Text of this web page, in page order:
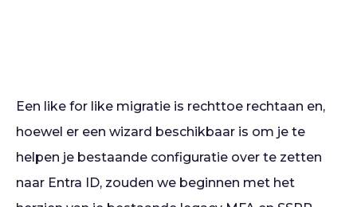
Een like for like migratie is rechttoe rechtaan en,
hoewel er een wizard beschikbaar is om je te
helpen je bestaande configuratie over te zetten
naar Entra ID, zouden we beginnen met het